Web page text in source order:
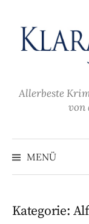
Inhalt
überspringen
Allerbeste
von
MENÜ
Kategorie: